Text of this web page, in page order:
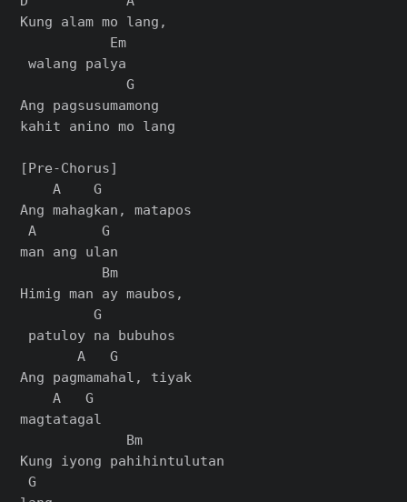
Kung alam mo lang,
           Em
walang palya
             G
Ang pagsusumamong
kahit anino mo lang
[Pre-Chorus]
    A    G
Ang mahagkan, matapos
A        G
man ang ulan
          Bm
Himig man ay maubos,
         G
patuloy na bubuhos
       A   G
Ang pagmamahal, tiyak
    A   G
magtatagal
             Bm
Kung iyong pahihintulutan
G